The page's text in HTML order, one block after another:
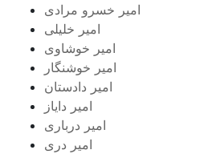
امیر خسرو مرادی
امیر خلیلی
امیر خوشاوی
امیر خوشنگار
امیر دادستان
امیر دایاز
امیر درباری
امیر دری